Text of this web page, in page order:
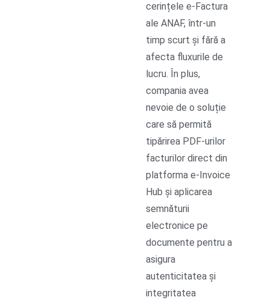
cerințele e-Factura
ale ANAF, într-un
timp scurt și fără a
afecta fluxurile de
lucru. În plus,
compania avea
nevoie de o soluție
care să permită
tipărirea PDF-urilor
facturilor direct din
platforma e-Invoice
Hub și aplicarea
semnăturii
electronice pe
documente pentru a
asigura
autenticitatea și
integritatea